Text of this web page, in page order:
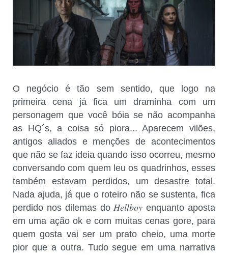
O negócio é tão sem sentido, que logo na
primeira cena já fica um draminha com um
personagem que você bóia se não acompanha
as HQ´s, a coisa só piora... Aparecem vilões,
antigos aliados e menções de acontecimentos
que não se faz ideia quando isso ocorreu, mesmo
conversando com quem leu os quadrinhos, esses
também estavam perdidos, um desastre total.
Nada ajuda, já que o roteiro não se sustenta, fica
perdido nos dilemas doHellboy enquanto aposta
em uma ação ok e com muitas cenas gore, para
quem gosta vai ser um prato cheio, uma morte
pior que a outra. Tudo segue em uma narrativa